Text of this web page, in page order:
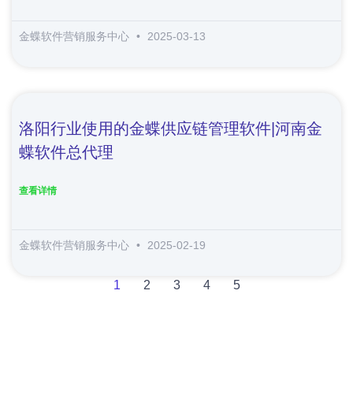
金蝶软件营销服务中心 2025-03-13
洛阳行业使用的金蝶供应链管理软件|河南金
蝶软件总代理
查看详情
金蝶软件营销服务中心 2025-02-19
1 2 3 4 5